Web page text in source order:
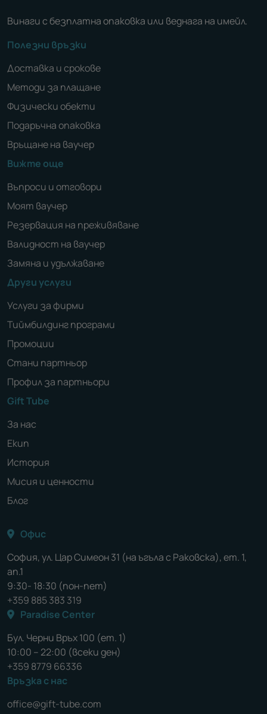
Винаги с безплатна опаковка или веднага на имейл.
Полезни връзки
Доставка и срокове
Методи за плащане
Физически обекти
Подаръчна опаковка
Връщане на ваучер
Вижте още
Въпроси и отговори
Моят ваучер
Резервация на преживяване
Валидност на ваучер
Замяна и удължаване
Други услуги
Услуги за фирми
Тиймбилдинг програми
Промоции
Стани партньор
Профил за партньори
Gift Tube
За нас
Екип
История
Мисия и ценности
Блог
Офис
София, ул. Цар Симеон 31 (на ъгъла с Раковска), ет. 1,
ап.1
9:30- 18:30 (пон-пет)
+359 885 383 319
Paradise Center
Бул. Черни Връх 100 (ет. 1)
10:00 – 22:00 (всеки ден)
+359 8779 66336
Връзка с нас
office@gift-tube.com